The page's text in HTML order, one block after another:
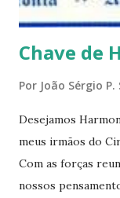
afirmações. Quem
Chave de
Por João Sérgio P.
Desejamos
meus irmãos do
Com as forças
nossos